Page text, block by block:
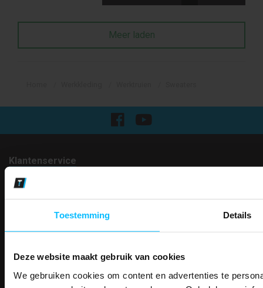
Toestemming Details
Deze website maakt gebruik van cookies
We gebruiken cookies om content en advertenties te
Meer laden
Klantenservice
Over Mascotshop
Klantenservice
Contact
Algemene voorwaarden
Garantie
Disclaimer